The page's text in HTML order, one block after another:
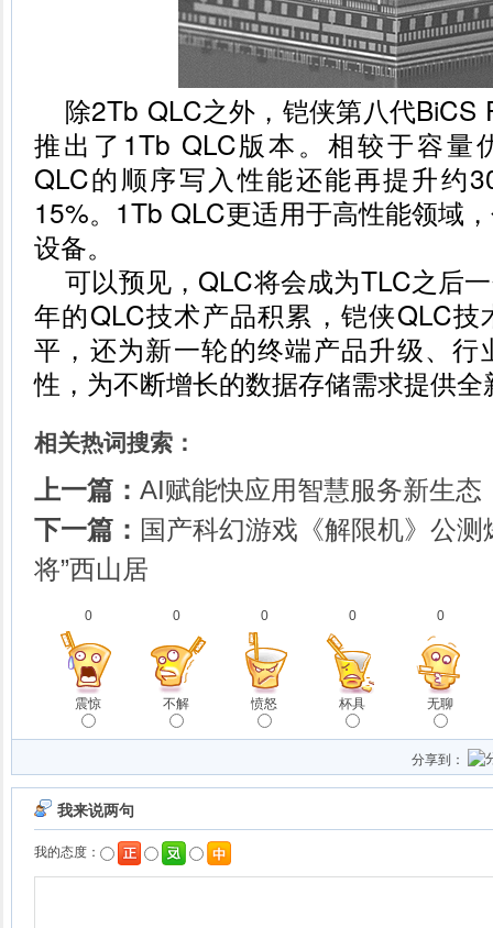
除2Tb QLC之外，铠侠第八代BiCS
推出了1Tb QLC版本。相较于容量
QLC的顺序写入性能还能再提升约
15%。1Tb QLC更适用于高性能领域
设备。
可以预见，QLC将会成为TLC之后
年的QLC技术产品积累，铠侠QLC
平，还为新一轮的终端产品升级、
性，为不断增长的数据存储需求提供
相关热词搜索：
上一篇： AI赋能快应用智慧服务新生态
下一篇： 国产科幻游戏《解限机》公测
将”西山居
0
震惊
0
不解
0
愤怒
0
杯具
0
无聊
分享到：